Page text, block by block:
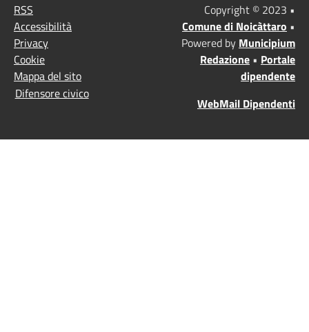
RSS
Accessibilità
Privacy
Cookie
Mappa del sito
Difensore civico
Copyright © 2023 •
Comune di Noicàttaro •
Powered by Municipium
Redazione • Portale
dipendente
WebMail Dipendenti